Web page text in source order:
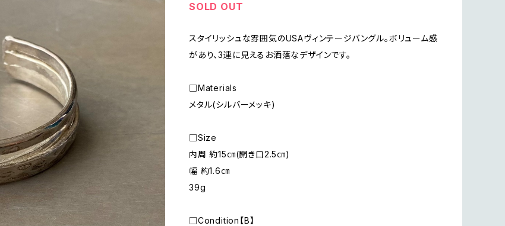
SOLD OUT
スタイリッシュな雰囲気のUSAヴィンテージバングル。ボリューム感
があり、3連に見えるお洒落なデザインです。
□Materials
メタル(シルバーメッキ)
□Size
内周 約15㎝(開き口2.5㎝)
幅 約1.6㎝
39g
□Condition【B】